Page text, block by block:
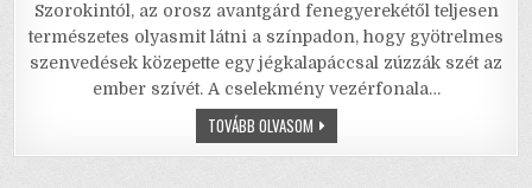
c
e
b
it
te
r
ai
l
ai
l
at
s
A
ar
e
Szorokintól, az orosz avantgárd fenegyerekétől teljesen
természetes olyasmit látni a színpadon, hogy gyötrelmes
szenvedések közepette egy jégkalapáccsal zúzzák szét az
ember szívét. A cselekmény vezérfonala…
TOVÁBB OLVASOMVLAGYIMIR
SZOROKIN:
A